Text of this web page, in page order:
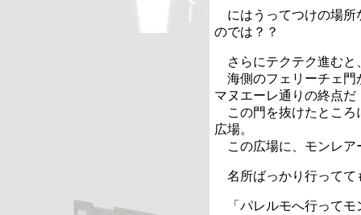
にはうってつけの場所
のでは？？
さらにテクテク進むと
海側のフェリーチェ門
マヌエーレ通りの終点
この門を抜けたところ
広場。
この広場に、モンレア
名所ばっかり行ってて
「パレルモへ行ってモ